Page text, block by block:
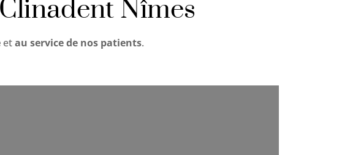
Nîmes
etau service de nos patients.